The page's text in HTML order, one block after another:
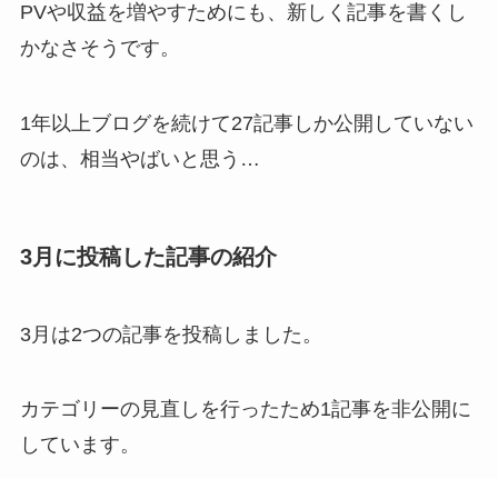
PVや収益を増やすためにも、新しく記事を書くし
かなさそうです。
1年以上ブログを続けて27記事しか公開していない
のは、相当やばいと思う…
3月に投稿した記事の紹介
3月は2つの記事を投稿しました。
カテゴリーの見直しを行ったため1記事を非公開に
しています。